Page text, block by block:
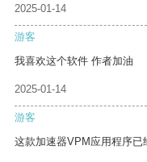
2025-01-14
游客
我喜欢这个软件 作者加油
2025-01-14
游客
这款加速器VPM应用程序已